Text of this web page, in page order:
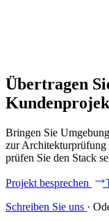
Übertragen
Bringen Sie
zur Architekturprüfung
prüfen Sie den Stack
Projekt besprechen
Schreiben Sie uns ·